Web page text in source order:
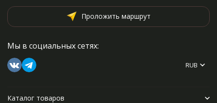
Проложить маршрут
Мы в социальных сетях:
RUB
Каталог товаров